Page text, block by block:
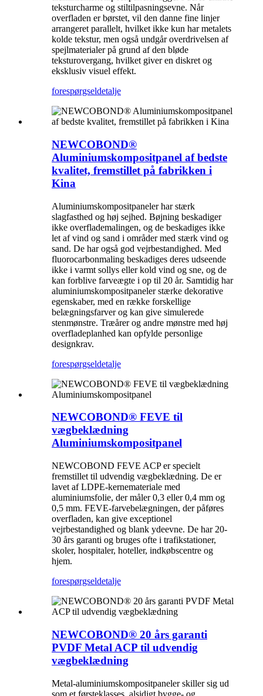
teksturcharme og stiltilpasningsevne. Når
overfladen er børstet, vil den danne fine linjer
arrangeret parallelt, hvilket ikke kun har metalets
kolde tekstur, men også undgår overdrivelsen af ​​
spejlmaterialer på grund af den bløde
teksturovergang, hvilket giver en diskret og
eksklusiv visuel effekt.
forespørgseldetalje
NEWCOBOND®
Aluminiumskompositpanel af bedste
kvalitet, fremstillet på fabrikken i
Kina
Aluminiumskompositpaneler har stærk
slagfasthed og høj sejhed. Bøjning beskadiger
ikke overflademalingen, og de beskadiges ikke
let af vind og sand i områder med stærk vind og
sand. De har også god vejrbestandighed. Med
fluorocarbonmaling beskadiges deres udseende
ikke i varmt sollys eller kold vind og sne, og de
kan forblive farveægte i op til 20 år. Samtidig har
aluminiumskompositpaneler stærke dekorative
egenskaber, med en række forskellige
belægningsfarver og kan give simulerede
stenmønstre. Træårer og andre mønstre med høj
overfladeplanhed kan opfylde personlige
designkrav.
forespørgseldetalje
NEWCOBOND® FEVE til
vægbeklædning
Aluminiumskompositpanel
NEWCOBOND FEVE ACP er specielt
fremstillet til udvendig vægbeklædning. De er
lavet af LDPE-kernemateriale med
aluminiumsfolie, der måler 0,3 eller 0,4 mm og
0,5 mm. FEVE-farvebelægningen, der påføres
overfladen, kan give exceptionel
vejrbestandighed og blank ydeevne. De har 20-
30 års garanti og bruges ofte i trafikstationer,
skoler, hospitaler, hoteller, indkøbscentre og
hjem.
forespørgseldetalje
NEWCOBOND® 20 års garanti
PVDF Metal ACP til udvendig
vægbeklædning
Metal-aluminiumskompositpaneler skiller sig ud
som et førsteklasses, alsidigt bygge- og